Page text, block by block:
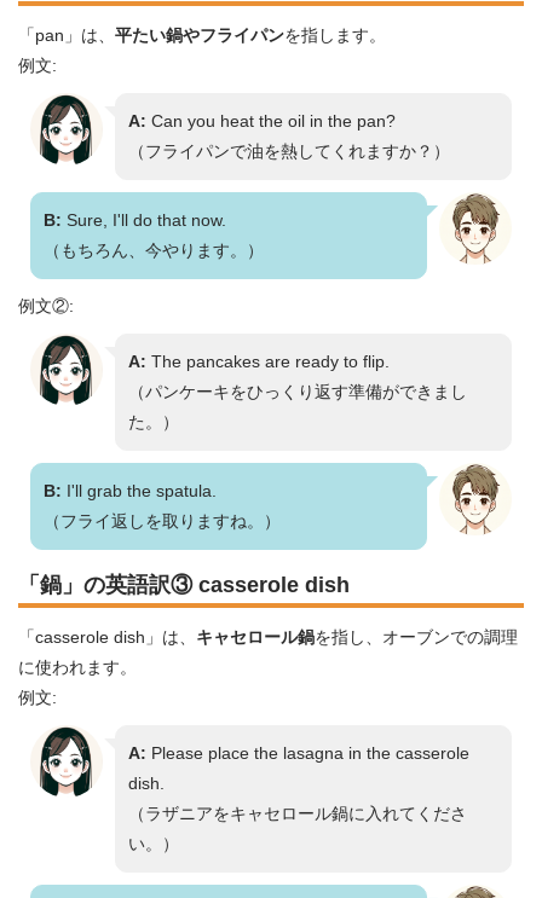
「pan」は、 平たい鍋やフライパンを指します。
例文:
A: Can you heat the oil in the pan?
（フライパンで油を熱してくれますか？）
B: Sure, I'll do that now.
（もちろん、今やります。）
例文②:
A: The pancakes are ready to flip.
（パンケーキをひっくり返す準備ができまし
た。）
B: I'll grab the spatula.
（フライ返しを取りますね。）
「鍋」の英語訳③ casserole dish
「casserole dish」は、 キャセロール鍋を指し、オーブンでの調理
に使われます。
例文:
A: Please place the lasagna in the casserole
dish.
（ラザニアをキャセロール鍋に入れてくださ
い。）